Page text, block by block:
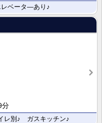
ベータ―あり♪
分
レ別♪ ガスキッチン♪